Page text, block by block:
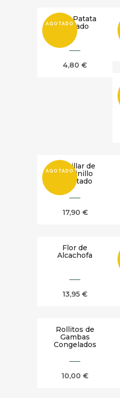
AGOTADO
Puré Patata
Trufado
4,80 €
AGOTADO
Costillar de
Cochinillo
Confitado
17,90 €
Flor de
Alcachofa
13,95 €
Rollitos de
Gambas
Congelados
10,00 €